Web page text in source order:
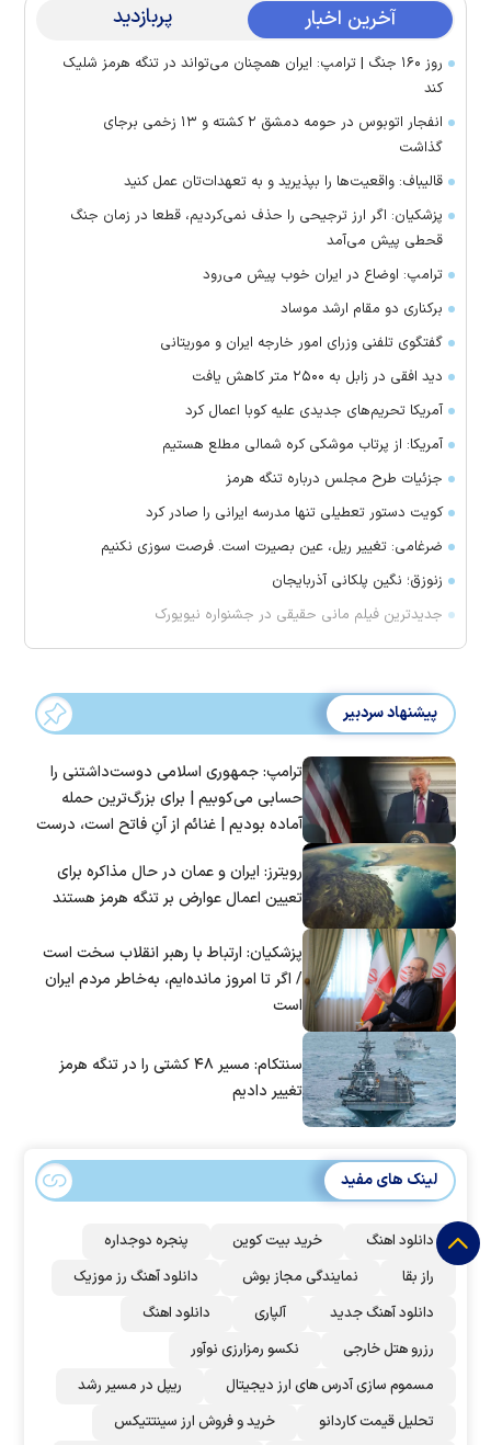
آخرین اخبار پربازدید
روز ۱۶۰ جنگ | ترامپ: ایران همچنان می‌تواند در تنگه هرمز شلیک
کند
انفجار اتوبوس در حومه دمشق ۲ کشته و ۱۳ زخمی برجای
گذاشت
قالیباف: واقعیت‌ها را بپذیرید و به تعهدات‌تان عمل کنید
پزشکیان: اگر ارز ترجیحی را حذف نمی‌کردیم، قطعا در زمان جنگ
قحطی پیش می‌آمد
ترامپ: اوضاع در ایران خوب پیش می‌رود
برکناری دو مقام ارشد موساد
گفتگوی تلفنی وزرای امور خارجه ایران و موریتانی
دید افقی در زابل به ۲۵۰۰ متر کاهش یافت
آمریکا تحریم‌های جدیدی علیه کوبا اعمال کرد
آمریکا: از پرتاب موشکی کره شمالی مطلع هستیم
جزئیات طرح مجلس درباره تنگه هرمز
کویت دستور تعطیلی تنها مدرسه ایرانی را صادر کرد
ضرغامی: تغییر ریل، عین بصیرت است. فرصت سوزی نکنیم
زنوزق؛ نگین پلکانی آذربایجان
جدیدترین فیلم مانی حقیقی در جشنواره نیویورک
پیشنهاد سردبیر
ترامپ: جمهوری اسلامی دوست‌داشتنی را
حسابی می‌کوبیم | برای بزرگ‌ترین حمله
آماده بودیم | غنائم از آنِ فاتح است، درست
رویترز: ایران و عمان در حال مذاکره برای
تعیین اعمال عوارض بر تنگه هرمز هستند
پزشکیان: ارتباط با رهبر انقلاب سخت است
/ اگر تا امروز مانده‌ایم، به‌خاطر مردم ایران
است
سنتکام: مسیر ۴۸ کشتی را در تنگه هرمز
تغییر دادیم
لینک های مفید
دانلود اهنگ خرید بیت کوین
پنجره دوجداره
راز بقا
نمایندگی مجاز بوش
دانلود آهنگ رز‌ موزیک
دانلود آهنگ جدید
آلپاری
دانلود اهنگ
رزرو هتل خارجی
نکسو رمزارزی نوآور
مسموم سازی آدرس های ارز دیجیتال
ریپل در مسیر رشد
تحلیل قیمت کاردانو
خرید و فروش ارز سینتتیکس